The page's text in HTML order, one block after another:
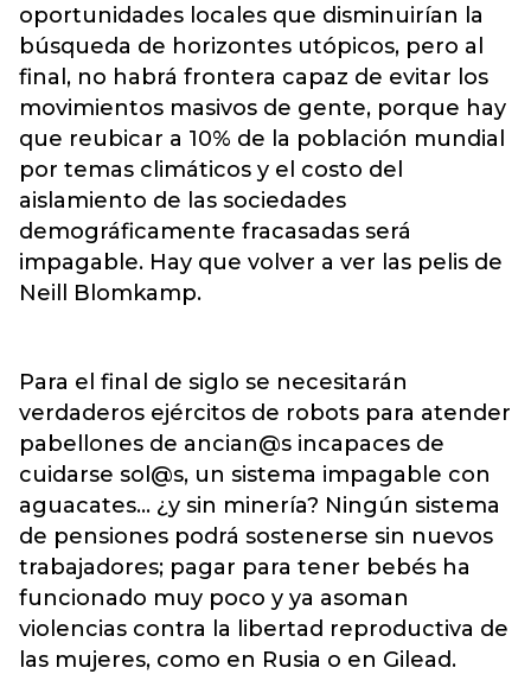
oportunidades locales que disminuirían la
búsqueda de horizontes utópicos, pero al
final, no habrá frontera capaz de evitar los
movimientos masivos de gente, porque hay
que reubicar a 10% de la población mundial
por temas climáticos y el costo del
aislamiento de las sociedades
demográficamente fracasadas será
impagable. Hay que volver a ver las pelis de
Neill Blomkamp.
Para el final de siglo se necesitarán
verdaderos ejércitos de robots para atender
pabellones de ancian@s incapaces de
cuidarse sol@s, un sistema impagable con
aguacates… ¿y sin minería? Ningún sistema
de pensiones podrá sostenerse sin nuevos
trabajadores; pagar para tener bebés ha
funcionado muy poco y ya asoman
violencias contra la libertad reproductiva de
las mujeres, como en Rusia o en Gilead.